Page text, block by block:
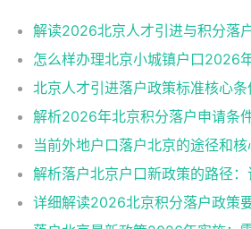
解读2026北京人才引进与积分落